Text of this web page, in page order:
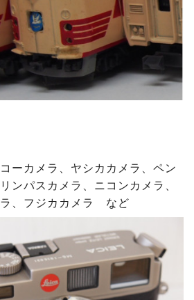
ーカメラ、ヤシカカメラ、ペン
ンパスカメラ、ニコンカメラ、
、フジカカメラ など